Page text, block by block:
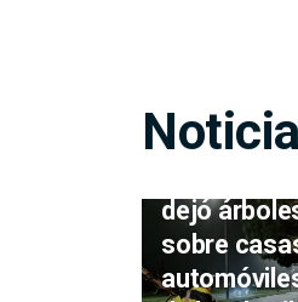
dejó
sobre